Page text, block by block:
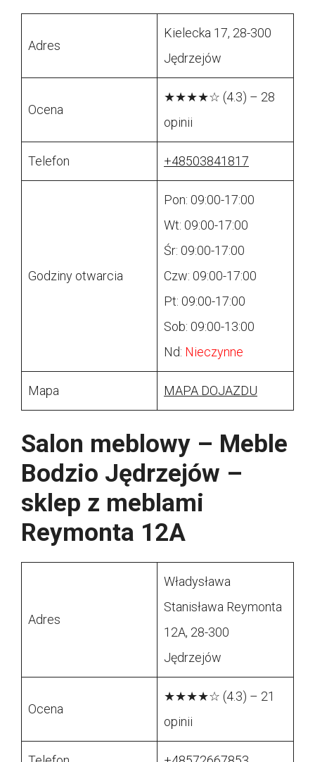
Adres
Kielecka 17, 28-300
Jędrzejów
Ocena
★★★★☆ (4.3) – 28
opinii
Telefon +48503841817
Godziny otwarcia
Pon: 09:00-17:00
Wt: 09:00-17:00
Śr: 09:00-17:00
Czw: 09:00-17:00
Pt: 09:00-17:00
Sob: 09:00-13:00
Nd: Nieczynne
Mapa MAPA DOJAZDU
Salon meblowy – Meble
Bodzio Jędrzejów –
sklep z meblami
Reymonta 12A
Adres
Władysława
Stanisława Reymonta
12A, 28-300
Jędrzejów
Ocena
★★★★☆ (4.3) – 21
opinii